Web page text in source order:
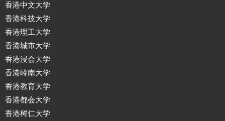
香港中文大学
香港科技大学
香港理工大学
香港城市大学
香港浸会大学
香港岭南大学
香港教育大学
香港都会大学
香港树仁大学